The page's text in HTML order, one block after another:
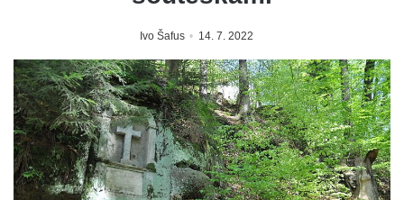
Ivo Šafus 14. 7. 2022